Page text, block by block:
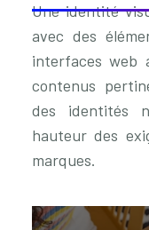
Une identité
avec des
interfaces web
contenus
des identités
hauteur des
marques.